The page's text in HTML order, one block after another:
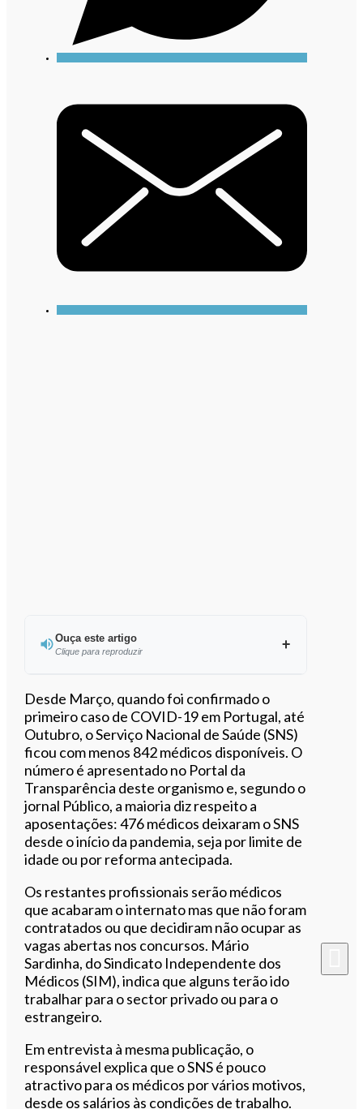
Ouça este artigo
Clique para reproduzir
Ouvir este artigo
Desde Março, quando foi confirmado o
primeiro caso de COVID-19 em Portugal, até
Outubro, o Serviço Nacional de Saúde (SNS)
ficou com menos 842 médicos disponíveis. O
número é apresentado no Portal da
Transparência deste organismo e, segundo o
jornal Público, a maioria diz respeito a
aposentações: 476 médicos deixaram o SNS
desde o início da pandemia, seja por limite de
idade ou por reforma antecipada.
Os restantes profissionais serão médicos
que acabaram o internato mas que não foram
contratados ou que decidiram não ocupar as
vagas abertas nos concursos. Mário
Sardinha, do Sindicato Independente dos
Médicos (SIM), indica que alguns terão ido
trabalhar para o sector privado ou para o
estrangeiro.
Em entrevista à mesma publicação, o
responsável explica que o SNS é pouco
atractivo para os médicos por vários motivos,
desde os salários às condições de trabalho.